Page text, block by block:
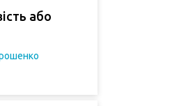
або